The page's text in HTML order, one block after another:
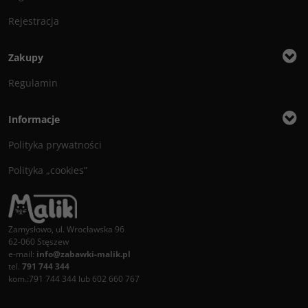
Rejestracja
Zakupy
Regulamin
Informacje
Polityka prywatności
Polityka „cookies”
Zamysłowo, ul. Wrocławska 96
62-060 Stęszew
e-mail: info@zabawki-malik.pl
tel. 791 744 344
kom.:791 744 344 lub 602 660 767